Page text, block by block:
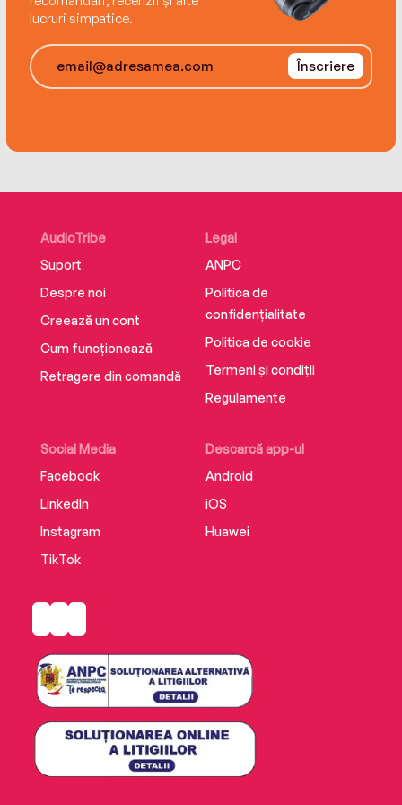
lucruri simpatice.
Înscriere
AudioTribe
Suport
Despre noi
Creează un cont
Cum funcționează
Retragere din comandă
Social Media
Facebook
LinkedIn
Instagram
TikTok
Descarcă app-ul
Android
iOS
Huawei
Legal
ANPC
Politica de
confidențialitate
Politica de cookie
Termeni și condiții
Regulamente